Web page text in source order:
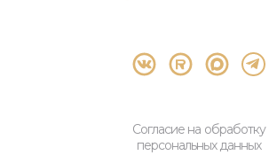
Согласие на обработку
персональных данных